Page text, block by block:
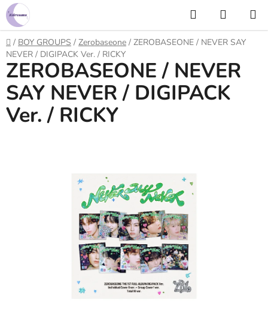
Prejsť
na
obsah
Hľadať
KOŠÍK
Domov
/ BOY GROUPS / Zerobaseone / ZEROBASEONE / NEVER SAY
NEVER / DIGIPACK Ver. / RICKY
ZEROBASEONE / NEVER
SAY NEVER / DIGIPACK
Ver. / RICKY